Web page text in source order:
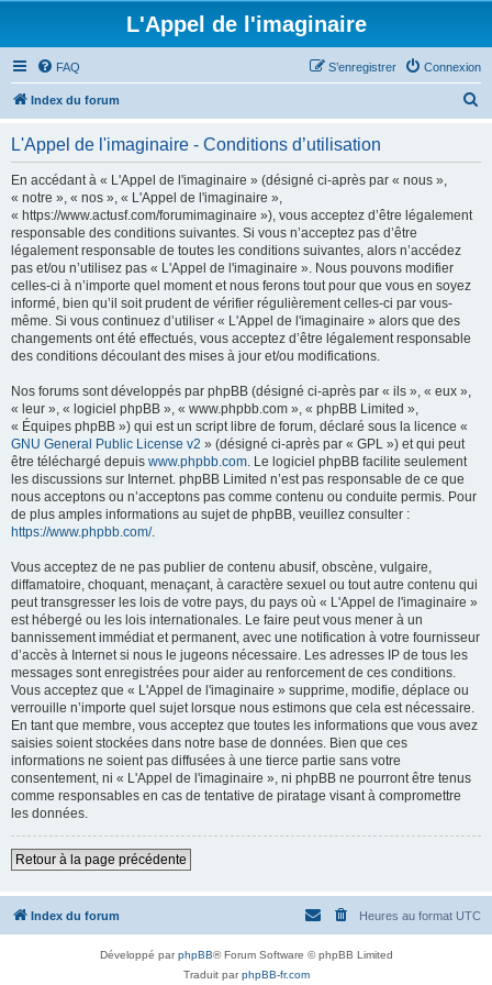
L'Appel de l'imaginaire
FAQ Connexion
S’enregistrer
Index du forum
L'Appel de l'imaginaire - Conditions d’utilisation
En accédant à « L'Appel de l'imaginaire » (désigné ci-après par « nous »,
« notre », « nos », « L'Appel de l'imaginaire »,
« https://www.actusf.com/forumimaginaire »), vous acceptez d’être légalement
responsable des conditions suivantes. Si vous n’acceptez pas d’être
légalement responsable de toutes les conditions suivantes, alors n’accédez
pas et/ou n’utilisez pas « L'Appel de l'imaginaire ». Nous pouvons modifier
celles-ci à n’importe quel moment et nous ferons tout pour que vous en soyez
informé, bien qu’il soit prudent de vérifier régulièrement celles-ci par vous-
même. Si vous continuez d’utiliser « L'Appel de l'imaginaire » alors que des
changements ont été effectués, vous acceptez d’être légalement responsable
des conditions découlant des mises à jour et/ou modifications.
Nos forums sont développés par phpBB (désigné ci-après par « ils », « eux »,
« leur », « logiciel phpBB », « www.phpbb.com », « phpBB Limited »,
« Équipes phpBB ») qui est un script libre de forum, déclaré sous la licence «
GNU General Public License v2 » (désigné ci-après par « GPL ») et qui peut
être téléchargé depuis www.phpbb.com. Le logiciel phpBB facilite seulement
les discussions sur Internet. phpBB Limited n’est pas responsable de ce que
nous acceptons ou n’acceptons pas comme contenu ou conduite permis. Pour
de plus amples informations au sujet de phpBB, veuillez consulter :
https://www.phpbb.com/.
Vous acceptez de ne pas publier de contenu abusif, obscène, vulgaire,
diffamatoire, choquant, menaçant, à caractère sexuel ou tout autre contenu qui
peut transgresser les lois de votre pays, du pays où « L'Appel de l'imaginaire »
est hébergé ou les lois internationales. Le faire peut vous mener à un
bannissement immédiat et permanent, avec une notification à votre fournisseur
d’accès à Internet si nous le jugeons nécessaire. Les adresses IP de tous les
messages sont enregistrées pour aider au renforcement de ces conditions.
Vous acceptez que « L'Appel de l'imaginaire » supprime, modifie, déplace ou
verrouille n’importe quel sujet lorsque nous estimons que cela est nécessaire.
En tant que membre, vous acceptez que toutes les informations que vous avez
saisies soient stockées dans notre base de données. Bien que ces
informations ne soient pas diffusées à une tierce partie sans votre
consentement, ni « L'Appel de l'imaginaire », ni phpBB ne pourront être tenus
comme responsables en cas de tentative de piratage visant à compromettre
les données.
Retour à la page précédente
Index du forum Heures au format UTC
Développé parphpBB® Forum Software © phpBB Limited
Traduit parphpBB-fr.com